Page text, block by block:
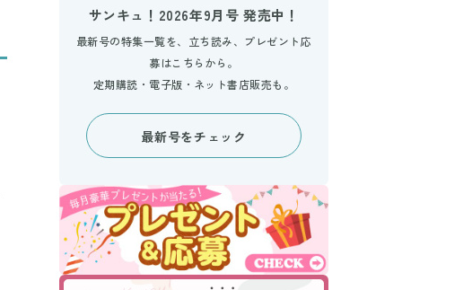
サンキュ！2026年9月号 発売中！
最新号の特集一覧を、立ち読み、プレゼント応
募はこちらから。
定期購読・電子版・ネット書店販売も。
最新号をチェック